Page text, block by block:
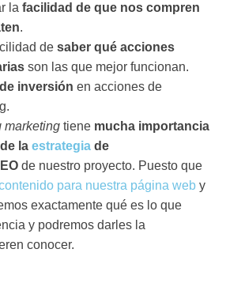
la facilidad de que nos compren
.
de saber qué acciones
son las que mejor funcionan.
inversión en acciones de
marketing tiene mucha importancia
la estrategia de
de nuestro proyecto. Puesto que
para nuestra página web y
exactamente qué es lo que
y podremos darles la
conocer.